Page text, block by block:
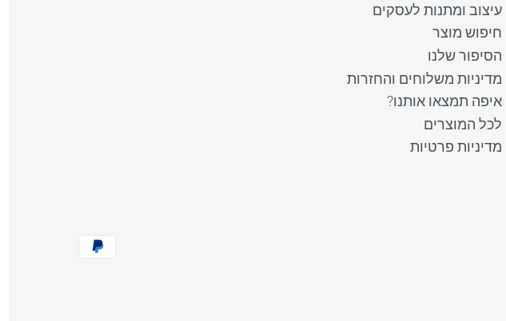
עיצוב ומתנות לעסקים
חיפוש מוצר
הסיפור שלנו
מדיניות משלוחים והחזרות
איפה תמצאו אותנו?
לכל המוצרים
מדיניות פרטיות